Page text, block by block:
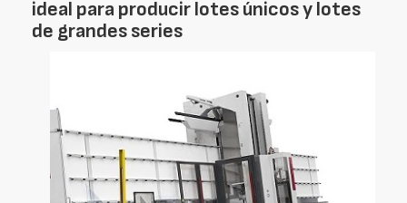
ideal para producir lotes únicos y lotes
de grandes series